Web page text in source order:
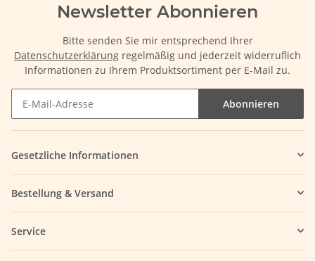
Newsletter Abonnieren
Bitte senden Sie mir entsprechend Ihrer
Datenschutzerklärung regelmäßig und jederzeit widerruflich
Informationen zu Ihrem Produktsortiment per E-Mail zu.
Abonnieren
Gesetzliche Informationen
Bestellung & Versand
Service